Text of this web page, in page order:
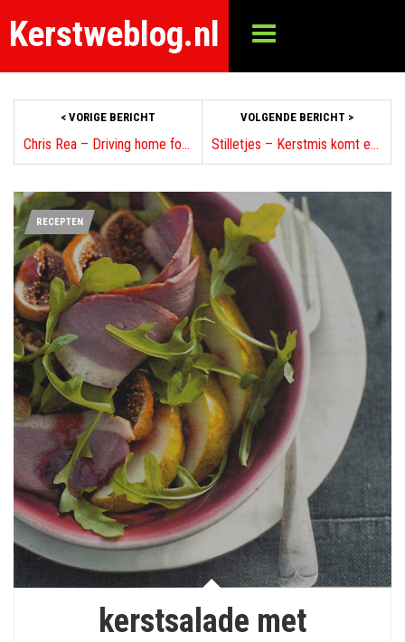
Kerstweblog.nl
< VORIGE BERICHT
Chris Rea – Driving home for christmas
VOLGENDE BERICHT >
Stilletjes – Kerstmis komt eraan
RECEPTEN
kerstsalade met